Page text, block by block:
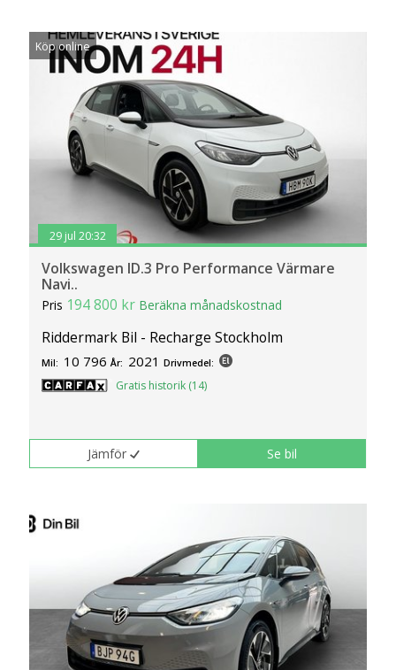
Köp online
29 jul 20:32
Volkswagen ID.3 Pro Performance Värmare
Navi..
Pris 194 800 kr Beräkna månadskostnad
Riddermark Bil - Recharge Stockholm
Mil: 10 796 År: 2021 Drivmedel:
Gratis historik (14)
Jämför Se bil